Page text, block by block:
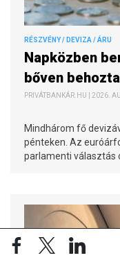
RÉSZVÉNY / DEVIZA / ÁRU
Napközben
bőven
PRIVÁTBANKÁR.HU | 2026.
Mindhárom fő
pénteken. Az
parlamenti választás